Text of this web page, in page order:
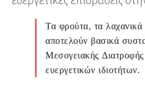
Τα φρούτα, τα λαχανικά
αποτελούν βασικά
Μεσογειακής
ευεργετικών ιδιοτήτων.